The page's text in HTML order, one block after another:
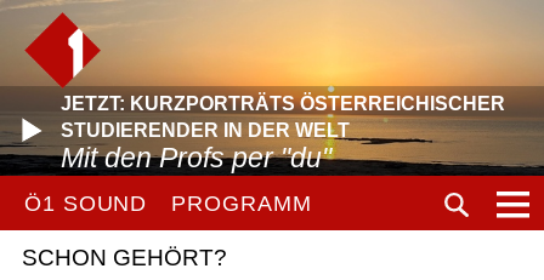
JETZT: KURZPORTRÄTS ÖSTERREICHISCHER
STUDIERENDER IN DER WELT
Mit den Profs per "du"
Ö1 SOUND PROGRAMM
SCHON GEHÖRT?